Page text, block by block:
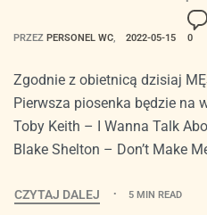
PRZEZ PERSONEL WC 2022-05-15 0
Zgodnie z obietnicą dzisiaj
Pierwsza piosenka będzie na
Toby Keith – I Wanna Talk
Blake Shelton – Don’t Make
CZYTAJ DALEJ 5 MIN READ